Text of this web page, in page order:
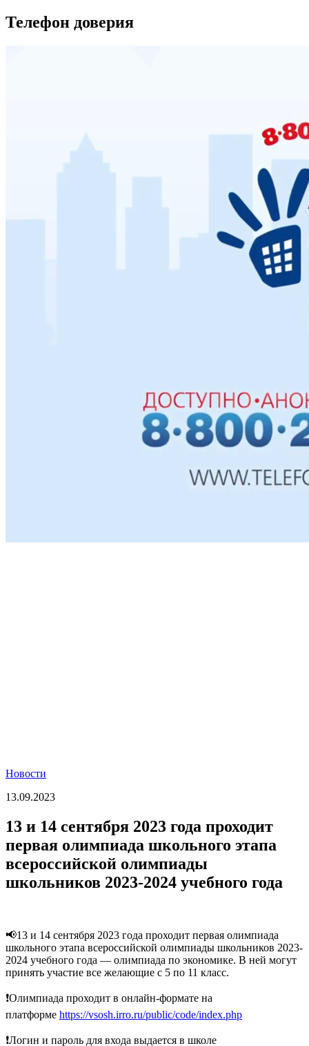
Телефон доверия
Новости
13.09.2023
13 и 14 сентября 2023 года проходит
первая олимпиада школьного этапа
всероссийской олимпиады
школьников 2023-2024 учебного года
📢13 и 14 сентября 2023 года проходит первая олимпиада
школьного этапа всероссийской олимпиады школьников 2023-
2024 учебного года — олимпиада по экономике. В ней могут
принять участие все желающие с 5 по 11 класс.
❗Олимпиада проходит в онлайн-формате на
платформе https://vsosh.irro.ru/public/code/index.php
❗Логин и пароль для входа выдается в школе